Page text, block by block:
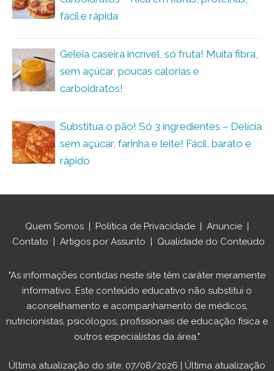
fácil e rápida
Geleia caseira incrível, só fruta! Muita fibra,
sem açúcar, poucas calorias e
carboidratos!
Substitua o pão! Só 3 ingredientes – Delícia
sem açúcar, farinha e leite! Fácil, barato e
rápido
Quem Somos | Política de Privacidade | Anuncie |
Contato | Artigos por Assunto | Qualidade do Conteúdo
"As informações contidas neste site têm caráter meramente
informativo. Este conteúdo educativo não substitui o
aconselhamento e acompanhamento de médicos,
nutricionistas, psicólogos, profissionais de educação física e
outros especialistas da área."
Última atualização do site: 07/08/2026 | Última atualização